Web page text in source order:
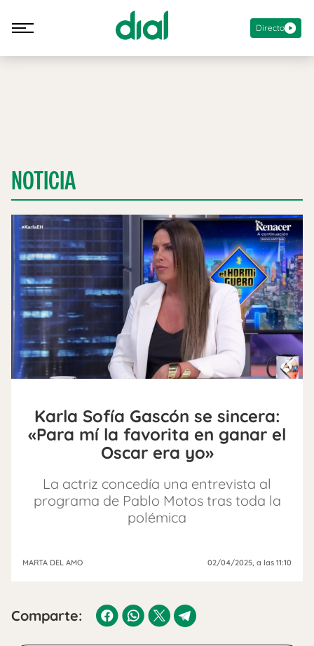
Directo
NOTICIA
Karla Sofía Gascón se sincera:
«Para mí la favorita en ganar el
Oscar era yo»
La actriz concedía una entrevista al
programa de Pablo Motos tras toda la
polémica
MARTA DEL AMO 02/04/2025, a las 11:10
Comparte: